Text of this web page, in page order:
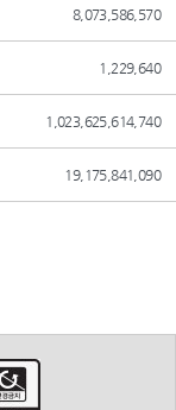
8,073,586,570
1,229,640
1,023,625,614,740
19,175,841,090